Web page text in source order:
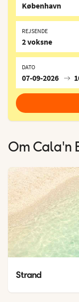
København
DATO
07-09-2026
REJSENDE
2 voksne
Om Cala'n
Strand